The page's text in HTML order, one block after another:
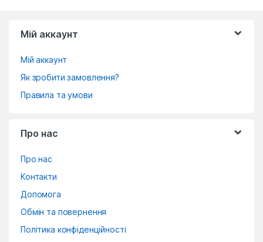
Мій аккаунт
Мій аккаунт
Як зробити замовлення?
Правила та умови
Про нас
Про нас
Контакти
Допомога
Обмін та повернення
Політика конфіденційності